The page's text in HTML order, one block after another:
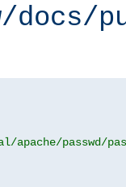
docs/
apache/passwd/